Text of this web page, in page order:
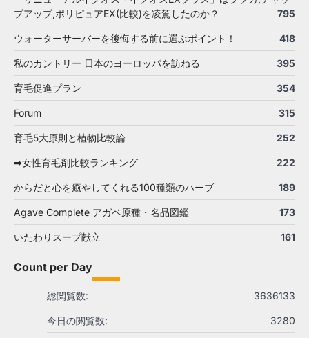
プアップ,ポリピュアEX(比較)を凌駕したのか？
795
ウォーターサーバーを後悔する前に選ぶポイント！ 418
私のカントリー 日本のヨーロッパを訪ねる 395
育毛促進プラン 354
Forum 315
育毛5大原則と植物比較論 252
➡女性育毛剤比較ランキング 222
からだと心を癒やしてくれる100種類のハーブ 189
Agave Complete アガベ原種・名品図鑑 173
いたわりスープ献立 161
Count per Day
3636133
総閲覧数:
3280
今日の閲覧数: